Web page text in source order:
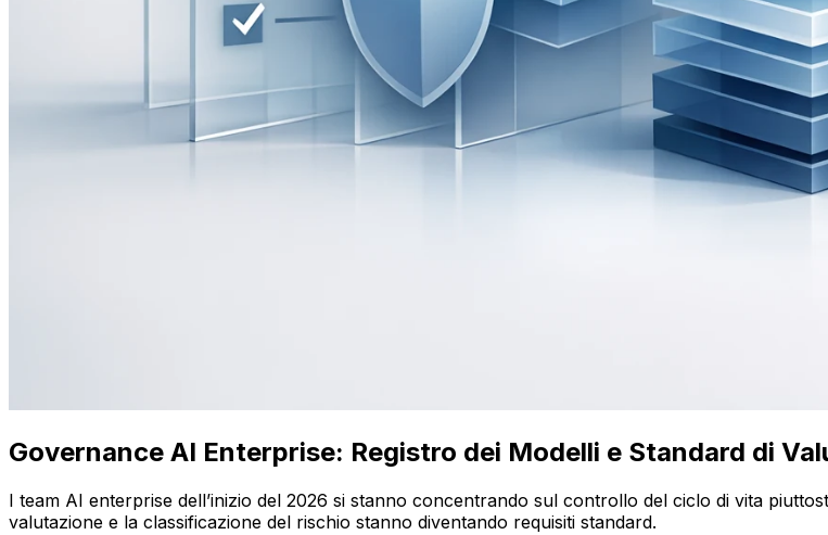
Governance AI Enterprise: Registro dei Modelli e Standard di
I team AI enterprise dell’inizio del 2026 si stanno concentrando sul controllo del ciclo di vita
valutazione e la classificazione del rischio stanno diventando requisiti standard.